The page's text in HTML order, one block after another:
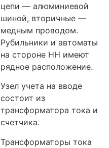
цепи — алюминиевой
шиной, вторичные —
медным проводом.
Рубильники и автоматы
на стороне НН имеют
рядное расположение.
Узел учета на вводе
состоит из
трансформатора тока и
счетчика.
Трансформаторы тока